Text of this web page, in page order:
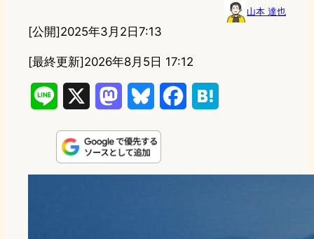
山本 達也
[公開]2025年3月2日7:13
[最終更新]2026年8月5日 17:12
n
e
s
t
u
e
e
e